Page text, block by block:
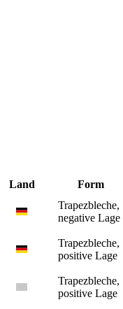
Land
Form
Trapezbleche,
negative Lage
Trapezbleche,
positive Lage
Trapezbleche,
positive Lage